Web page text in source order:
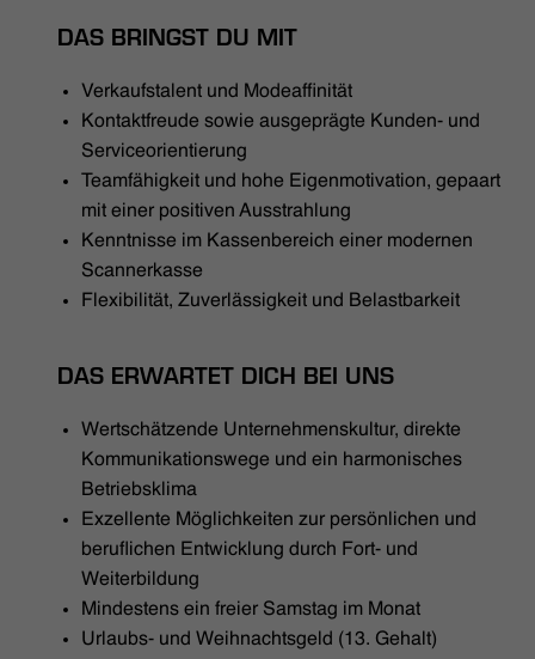
DAS BRINGST DU MIT
Verkaufstalent und Modeaffinität
Kontaktfreude sowie ausgeprägte Kunden- und
Serviceorientierung
Teamfähigkeit und hohe Eigenmotivation, gepaart
mit einer positiven Ausstrahlung
Kenntnisse im Kassenbereich einer modernen
Scannerkasse
Flexibilität, Zuverlässigkeit und Belastbarkeit
DAS ERWARTET DICH BEI UNS
Wertschätzende Unternehmenskultur, direkte
Kommunikationswege und ein harmonisches
Betriebsklima
Exzellente Möglichkeiten zur persönlichen und
beruflichen Entwicklung durch Fort- und
Weiterbildung
Mindestens ein freier Samstag im Monat
Urlaubs- und Weihnachtsgeld (13. Gehalt)